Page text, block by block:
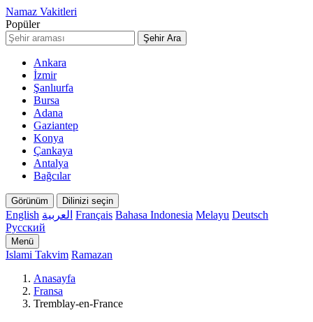
Namaz Vakitleri
Popüler
Şehir Ara
Ankara
İzmir
Şanlıurfa
Bursa
Adana
Gaziantep
Konya
Çankaya
Antalya
Bağcılar
Görünüm Dilinizi seçin
English العربية Français Bahasa Indonesia Melayu Deutsch
Русский
Menü
Islami Takvim Ramazan
Anasayfa
Fransa
Tremblay-en-France